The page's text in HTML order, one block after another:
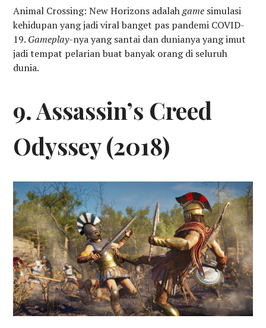
Animal Crossing: New Horizons adalahgame simulasi
kehidupan yang jadi viral banget pas pandemi COVID-
19. Gameplay-nya yang santai dan dunianya yang imut
jadi tempat pelarian buat banyak orang di seluruh
dunia.
9. Assassin’s Creed
Odyssey (2018)